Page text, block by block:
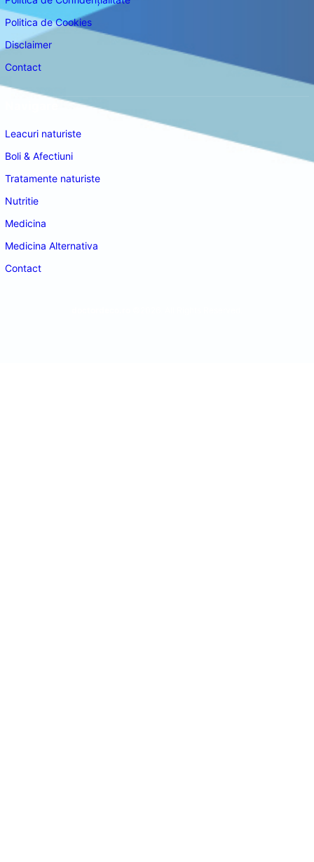
Politica de Cookies
Disclaimer
Contact
Leacuri naturiste
Boli & Afectiuni
Tratamente naturiste
Nutritie
Medicina
Medicina Alternativa
Contact